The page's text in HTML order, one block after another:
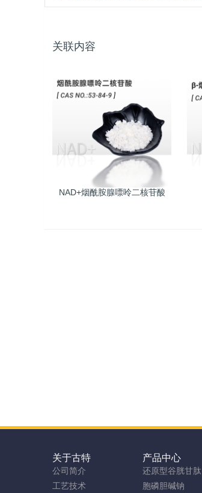
关联内容
NAD+烟酰胺腺嘌呤二核苷酸
关于古特
公司简介
工艺技术
产品中心
还原型谷胱甘肽
胞磷胆碱钠